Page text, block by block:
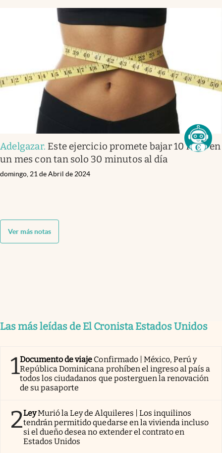
Adelgazar. Este ejercicio promete bajar 10 kilos en
un mes con tan solo 30 minutos al día
domingo, 21 de Abril de 2024
Ver más notas
Las más leídas de El Cronista Estados Unidos
1Documento de viaje Confirmado | México, Perú y
República Dominicana prohíben el ingreso al país a
todos los ciudadanos que posterguen la renovación
de su pasaporte
2LeyMurió la Ley de Alquileres | Los inquilinos
tendrán permitido quedarse en la vivienda incluso
si el dueño desea no extender el contrato en
Estados Unidos